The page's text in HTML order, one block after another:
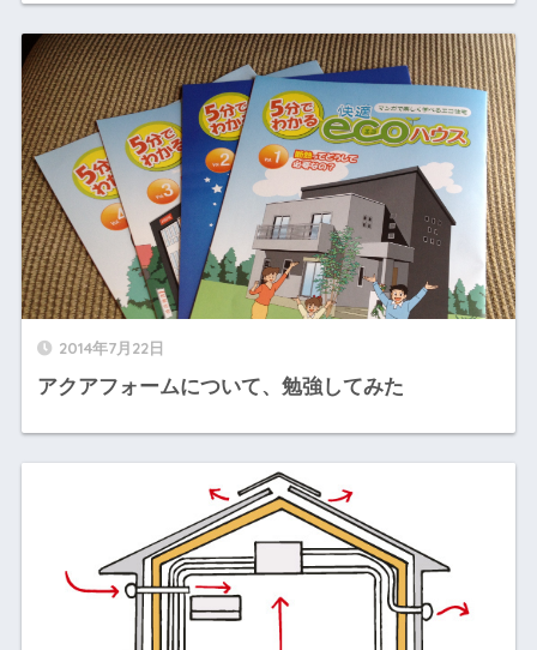
2014年7月22日
アクアフォームについて、勉強してみた